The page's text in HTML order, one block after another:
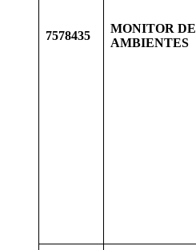
7578435
MONITOR DE
AMBIENTES